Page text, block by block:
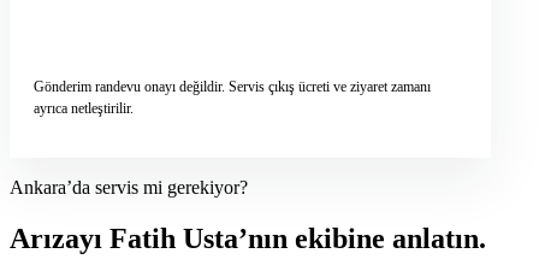
Gönderim randevu onayı değildir. Servis çıkış ücreti ve ziyaret zamanı
ayrıca netleştirilir.
Ankara’da servis mi gerekiyor?
Arızayı Fatih Usta’nın ekibine anlatın.